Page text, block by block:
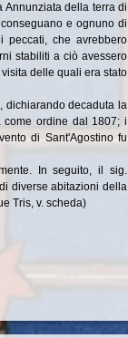
Annunziata della terra di
e ognuno di
che avrebbero
stabiliti a ciò avessero
delle quali era stato
dichiarando decaduta la
come ordine dal 1807; i
di Sant'Agostino fu
In seguito, il sig.
diverse abitazioni della
Tris, v. scheda)